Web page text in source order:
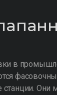
в
Они